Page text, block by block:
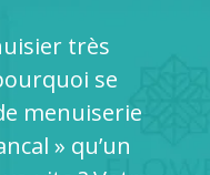
très
se
menuiserie
» qu’un